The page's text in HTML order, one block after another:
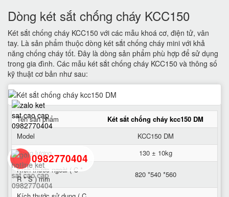
Dòng két sắt chống cháy KCC150
Két sắt chống cháy KCC150 với các mẫu khoá cơ, điện tử, vân
tay. Là sản phẩm thuộc dòng két sắt chống cháy mini với khả
năng chống cháy tốt. Đây là dòng sản phẩm phù hợp để sử dụng
trong gia đình. Các mẫu két sắt chống cháy KCC150 và thông số
kỹ thuật cơ bản như sau:
Tên sản phẩm
Két sắt chống cháy kcc150 DM
Model
KCC150 DM
Trọng lượng
130 ± 10kg
Kích thước ngoài ( C *
R * S ) mm
820 *540 *560
0982770404
back